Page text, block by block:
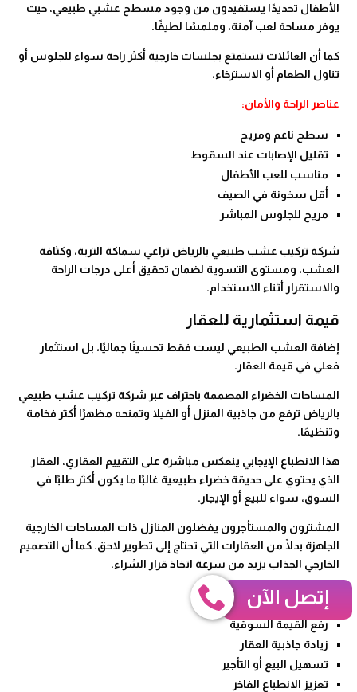
الأطفال تحديدًا يستفيدون من وجود مسطح عشبي طبيعي، حيث
يوفر مساحة لعب آمنة، وملمسًا لطيفًا.
كما أن العائلات تستمتع بجلسات خارجية أكثر راحة سواء للجلوس أو
تناول الطعام أو الاسترخاء.
عناصر الراحة والأمان:
سطح ناعم ومريح
تقليل الإصابات عند السقوط
مناسب للعب الأطفال
أقل سخونة في الصيف
مريح للجلوس المباشر
شركة تركيب عشب طبيعي بالرياض تراعي سماكة التربة، وكثافة
العشب، ومستوى التسوية لضمان تحقيق أعلى درجات الراحة
والاستقرار أثناء الاستخدام.
قيمة استثمارية للعقار
إضافة العشب الطبيعي ليست فقط تحسينًا جماليًا، بل استثمار
فعلي في قيمة العقار.
المساحات الخضراء المصممة باحتراف عبر شركة تركيب عشب طبيعي
بالرياض ترفع من جاذبية المنزل أو الفيلا وتمنحه مظهرًا أكثر فخامة
وتنظيمًا.
هذا الانطباع الإيجابي ينعكس مباشرة على التقييم العقاري، العقار
الذي يحتوي على حديقة خضراء طبيعية غالبًا ما يكون أكثر طلبًا في
السوق، سواء للبيع أو الإيجار.
المشترون والمستأجرون يفضلون المنازل ذات المساحات الخارجية
الجاهزة بدلًا من العقارات التي تحتاج إلى تطوير لاحق. كما أن التصميم
الخارجي الجذاب يزيد من سرعة اتخاذ قرار الشراء.
مردود استثماري ملموس:
رفع القيمة السوقية
زيادة جاذبية العقار
تسهيل البيع أو التأجير
تعزيز الانطباع الفاخر
إتصل الآن